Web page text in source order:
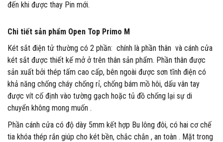
đến khi được thay Pin mới.
Chi tiết sản phẩm Open Top Primo M
Két sắt điện tử thường có 2 phần: chính là phần thân và cánh cửa
két sắt được thiết kế mở ở trên thân sản phẩm. Phần thân được
sản xuất bởi thép tấm cao cấp, bên ngoài được sơn tĩnh điện có
khả năng chống cháy chống rỉ, chống bám mồ hôi, dấu vân tay
được vít cố định vào tường gạch hoặc tủ đồ chống lại sự di
chuyển không mong muốn .
Phần cánh cửa có độ dày 5mm kết hợp Bu lông đôi, có hai cơ chế
tia khóa thép rắn giúp cho két bền, chắc chắn , an toàn . Mặt trong